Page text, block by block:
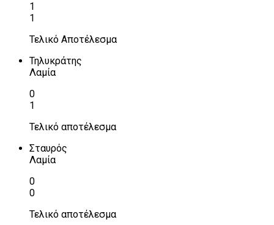
1
1
Τελικό Αποτέλεσμα
Τηλυκράτης
Λαμία
0
1
Τελικό αποτέλεσμα
Σταυρός
Λαμία
0
0
Τελικό αποτέλεσμα